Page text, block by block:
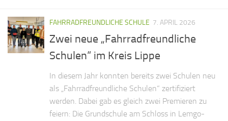
FAHRRADFREUNDLICHE SCHULE 7. APRIL 2026
Zwei neue „Fahrradfreundliche
Schulen“ im Kreis Lippe
In diesem Jahr konnten bereits zwei Schulen neu
als „Fahrradfreundliche Schulen“ zertifiziert
werden. Dabei gab es gleich zwei Premieren zu
feiern: Die Grundschule am Schloss in Lemgo-